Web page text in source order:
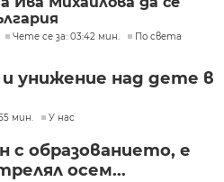
Чете се за: 03:42 мин. По света
унижение над дете в
мин. У нас
с образованието, е
осем...